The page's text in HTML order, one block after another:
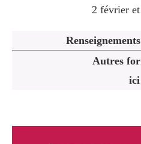
2 février
Autres
ici